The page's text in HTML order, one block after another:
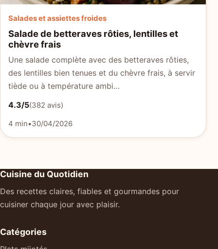
Salades et assiettes froides
Salade de betteraves rôties, lentilles et
chèvre frais
Une salade complète avec des betteraves rôties,
des lentilles bien tenues et du chèvre frais, à servir
tiède ou à température ambi…
4.3/5(382 avis)
4 min•30/04/2026
Cuisine du Quotidien
Des recettes claires, fiables et gourmandes pour
cuisiner chaque jour avec plaisir.
Catégories